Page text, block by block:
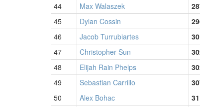
44
Max Walaszek
45
Dylan Cossin
46
Jacob Turrubiartes
47
Christopher Sun
48
Elijah Rain Phelps
49
Sebastian Carrillo
50
Alex Bohac